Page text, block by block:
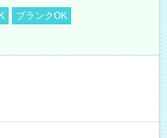
ブランクOK